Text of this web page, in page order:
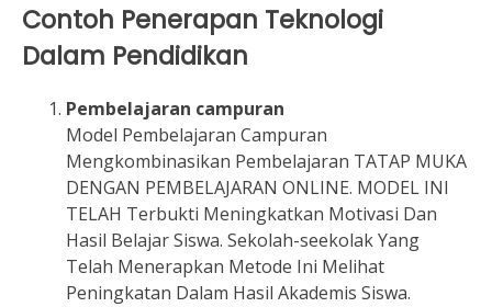
Contoh Penerapan Teknologi
Dalam Pendidikan
Pembelajaran campuran
Model Pembelajaran Campuran
Mengkombinasikan Pembelajaran TATAP MUKA
DENGAN PEMBELAJARAN ONLINE. MODEL INI
TELAH Terbukti Meningkatkan Motivasi Dan
Hasil Belajar Siswa. Sekolah-seekolak Yang
Telah Menerapkan Metode Ini Melihat
Peningkatan Dalam Hasil Akademis Siswa.